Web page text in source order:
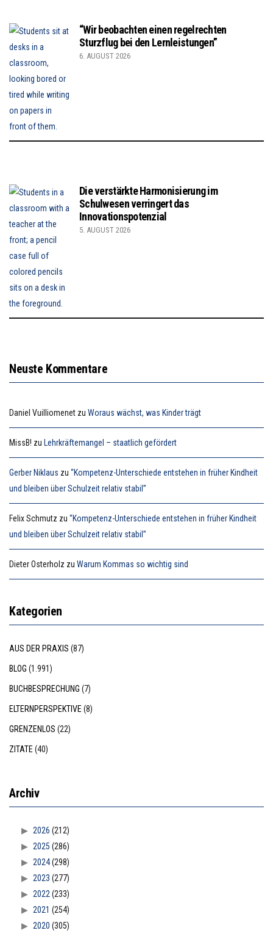
“Wir beobachten einen regelrechten
Sturzflug bei den Lernleistungen”
6. AUGUST 2026
Die verstärkte Harmonisierung im
Schulwesen verringert das
Innovationspotenzial
5. AUGUST 2026
Neuste Kommentare
Daniel Vuilliomenet zu Woraus wächst, was Kinder trägt
MissB! zu Lehrkräftemangel – staatlich gefördert
Gerber Niklaus zu “Kompetenz-Unterschiede entstehen in früher Kindheit
und bleiben über Schulzeit relativ stabil”
Felix Schmutz zu “Kompetenz-Unterschiede entstehen in früher Kindheit
und bleiben über Schulzeit relativ stabil”
Dieter Osterholz zu Warum Kommas so wichtig sind
Kategorien
AUS DER PRAXIS (87)
BLOG (1.991)
BUCHBESPRECHUNG (7)
ELTERNPERSPEKTIVE (8)
GRENZENLOS (22)
ZITATE (40)
Archiv
2026 (212)
2025 (286)
2024(298)
2023 (277)
2022 (233)
2021 (254)
2020 (305)